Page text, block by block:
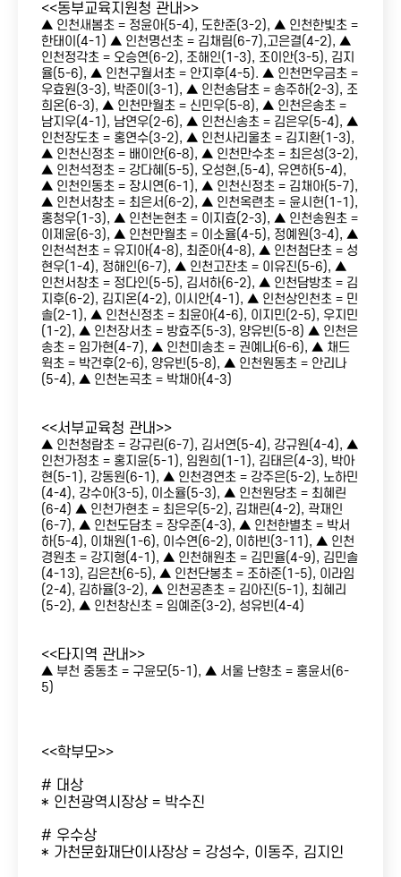
<<동부교육지원청 관내>>
▲ 인천새봄초 = 정윤아(5-4), 도한준(3-2), ▲ 인천한빛초 =
한태이(4-1) ▲ 인천명선초 = 김채림(6-7),고은결(4-2), ▲
인천정각초 = 오승연(6-2), 조해인(1-3), 조이안(3-5), 김지
율(5-6), ▲ 인천구월서초 = 안지후(4-5). ▲ 인천먼우금초 =
우효원(3-3), 박준이(3-1), ▲ 인천송담초 = 송주하(2-3), 조
희온(6-3), ▲ 인천만월초 = 신민우(5-8), ▲ 인천은송초 =
남지우(4-1), 남연우(2-6), ▲ 인천신송초 = 김은우(5-4), ▲
인천장도초 = 홍연수(3-2), ▲ 인천사리울초 = 김지환(1-3),
▲ 인천신정초 = 배이안(6-8), ▲ 인천만수초 = 최은성(3-2),
▲ 인천석정초 = 강다혜(5-5), 오성현,(5-4), 유연하(5-4),
▲ 인천인동초 = 장시연(6-1), ▲ 인천신정초 = 김채아(5-7),
▲ 인천서창초 = 최은서(6-2), ▲ 인천옥련초 = 윤시헌(1-1),
홍청우(1-3), ▲ 인천논현초 = 이지효(2-3), ▲ 인천송원초 =
이제윤(6-3), ▲ 인천만월초 = 이소율(4-5), 정예원(3-4), ▲
인천석천초 = 유지아(4-8), 최준아(4-8), ▲ 인천첨단초 = 성
현우(1-4), 정해인(6-7), ▲ 인천고잔초 = 이유진(5-6), ▲
인천서창초 = 정다인(5-5), 김서하(6-2), ▲ 인천담방초 = 김
지후(6-2), 김지온(4-2), 이시안(4-1), ▲ 인천상인천초 = 민
솔(2-1), ▲ 인천신정초 = 최윤아(4-6), 이지민(2-5), 우지민
(1-2), ▲ 인천장서초 = 방효주(5-3), 양유빈(5-8) ▲ 인천은
송초 = 임가현(4-7), ▲ 인천미송초 = 권예나(6-6), ▲ 채드
윅초 = 박건후(2-6), 양유빈(5-8), ▲ 인천원동초 = 안리나
(5-4), ▲ 인천논곡초 = 박채아(4-3)
<<서부교육청 관내>>
▲ 인천청람초 = 강규린(6-7), 김서연(5-4), 강규원(4-4), ▲
인천가정초 = 홍지윤(5-1), 임원희(1-1), 김태은(4-3), 박아
현(5-1), 강동원(6-1), ▲ 인천경연초 = 강주은(5-2), 노하민
(4-4), 강수아(3-5), 이소율(5-3), ▲ 인천원당초 = 최혜린
(6-4) ▲ 인천가현초 = 최은우(5-2), 김채린(4-2), 곽재인
(6-7), ▲ 인천도담초 = 장우준(4-3), ▲ 인천한별초 = 박서
하(5-4), 이채원(1-6), 이수연(6-2), 이하빈(3-11), ▲ 인천
경원초 = 강지형(4-1), ▲ 인천해원초 = 김민율(4-9), 김민솔
(4-13), 김은찬(6-5), ▲ 인천단봉초 = 조하준(1-5), 이라임
(2-4), 김하율(3-2), ▲ 인천공촌초 = 김아진(5-1), 최혜리
(5-2), ▲ 인천창신초 = 임예준(3-2), 성유빈(4-4)
<<타지역 관내>>
▲ 부천 중동초 = 구윤모(5-1), ▲ 서울 난향초 = 홍윤서(6-
5)
<<학부모>>
# 대상
* 인천광역시장상 = 박수진
# 우수상
* 가천문화재단이사장상 = 강성수, 이동주, 김지인